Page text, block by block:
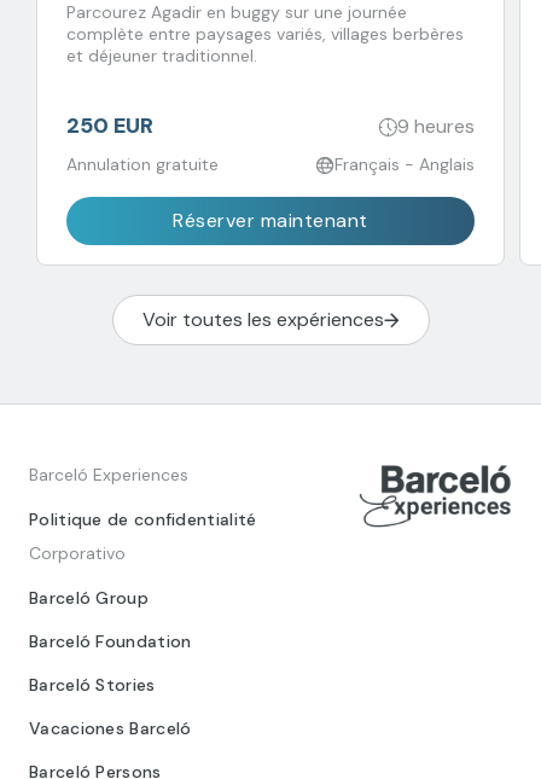
Parcourez Agadir en buggy sur une journée
complète entre paysages variés, villages berbères
et déjeuner traditionnel.
250 EUR 9 heures
Annulation gratuite Français - Anglais
Réserver maintenant
Voir toutes les expériences
Barceló Experiences
Politique de confidentialité
Corporativo
Barceló Group
Barceló Foundation
Barceló Stories
Vacaciones Barceló
Barceló Persons